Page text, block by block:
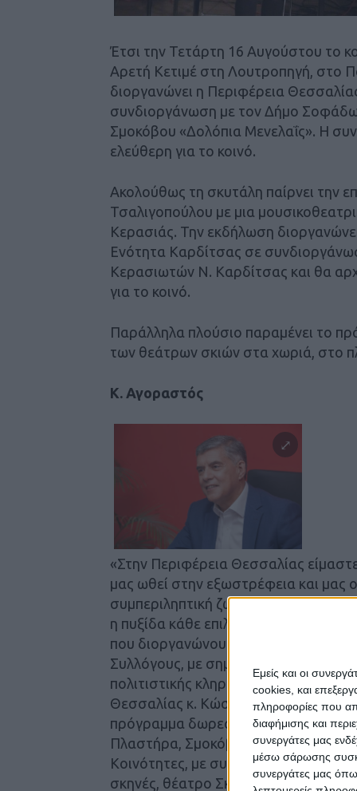
Εμείς και οι
cookies, και
πληροφορίες που
διαφήμισης και
συνεργάτες μας
μέσω σάρωσης
συνεργάτες μας
Έτσι την Τετάρτη 16 Αυγούστου το
Αρετή Κετιμέ στη Λουτροπηγή, στο
διοργανώνει η Περιφέρεια
συνδιοργάνωση με τον Δήμο
Σμοκόβου «Δολόπια Μενελαΐς». Η
ελεύθερη για το κοινό.
Ακολούθως τη σκυτάλη παίρνει την
Τσαλιγοπούλου με μια
Κερασιάς. Την εκδήλωση
Ενότητα Καρδίτσας σε
Κερασιωτών Ν. Καρδίτσας και θα
για το κοινό.
Παράλληλα πλούσιο παραμένει το
των θεάτρων σκιών στα χωριά, στο
Κ. Αγοραστός
«Στην Περιφέρεια Θεσσαλίας
μας ωθεί στην εξωστρέφεια και μας
συμπεριληπτική ζωή ίσων ευκαιριών,
η πυξίδα κάθε επιλογής μας, η
που διοργανώνουμε και φέτος,
Συλλόγους, με σημαντικό έργο στην
πολιτιστικής κληρονομιάς της Π.Ε.
Θεσσαλίας κ. Κώστας Αγοραστος
πρόγραμμα δωρεάν εκδηλώσεων
Πλαστήρα, Σμοκόβου, Στεφανιάδας
Κοινότητες, με συναυλίες,
σκηνές, θέατρο Σκιών, το Φεστιβάλ